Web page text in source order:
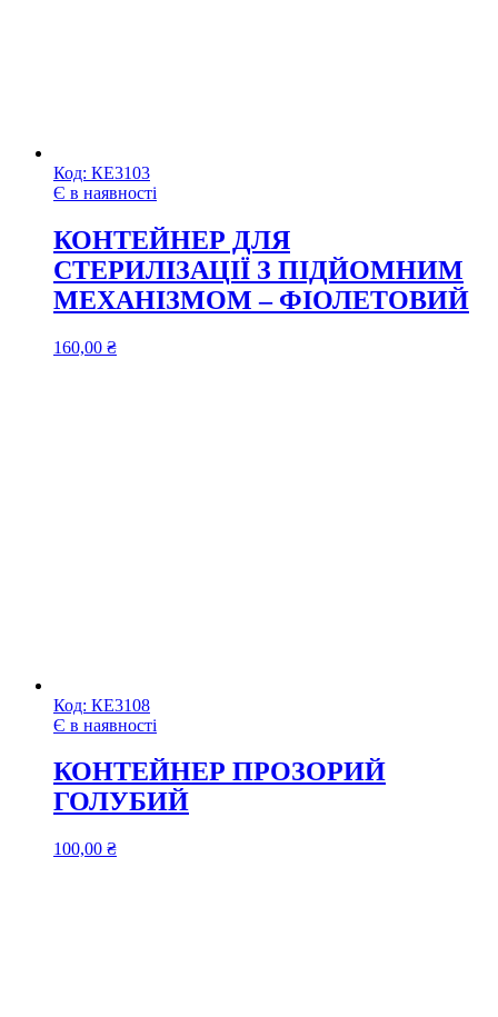
Код: КЕ3103
Є в наявності
КОНТЕЙНЕР ДЛЯ
СТЕРИЛІЗАЦІЇ З ПІДЙОМНИМ
МЕХАНІЗМОМ – ФІОЛЕТОВИЙ
160,00 ₴
Код: КЕ3108
Є в наявності
КОНТЕЙНЕР ПРОЗОРИЙ
ГОЛУБИЙ
100,00 ₴